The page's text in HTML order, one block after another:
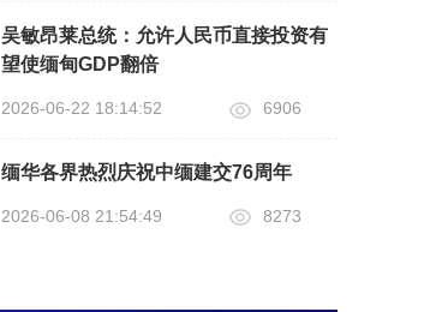
吴敏昂莱总统：允许人民币直接投资有
望使缅甸GDP翻倍
2026-06-22 18:14:52 6906
缅华各界热烈庆祝中缅建交76周年
2026-06-08 21:54:49 8273